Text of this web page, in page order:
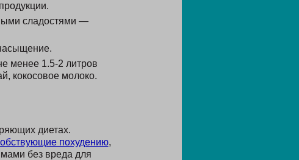
сладостями —
менее 1.5-2 литров
кокосовое молоко.
диетах.
похудению,
без вреда для